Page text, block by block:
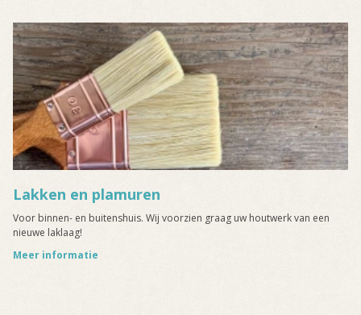
Lakken en plamuren
Voor binnen- en buitenshuis. Wij voorzien graag uw houtwerk van een
nieuwe laklaag!
Meer informatie